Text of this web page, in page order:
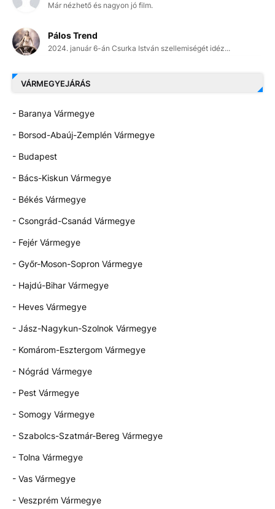
Már nézhető és nagyon jó film.
Pálos Trend
2024. január 6-án Csurka István szellemiségét idéz...
VÁRMEGYEJÁRÁS
- Baranya Vármegye
- Borsod-Abaúj-Zemplén Vármegye
- Budapest
- Bács-Kiskun Vármegye
- Békés Vármegye
- Csongrád-Csanád Vármegye
- Fejér Vármegye
- Győr-Moson-Sopron Vármegye
- Hajdú-Bihar Vármegye
- Heves Vármegye
- Jász-Nagykun-Szolnok Vármegye
- Komárom-Esztergom Vármegye
- Nógrád Vármegye
- Pest Vármegye
- Somogy Vármegye
- Szabolcs-Szatmár-Bereg Vármegye
- Tolna Vármegye
- Vas Vármegye
- Veszprém Vármegye